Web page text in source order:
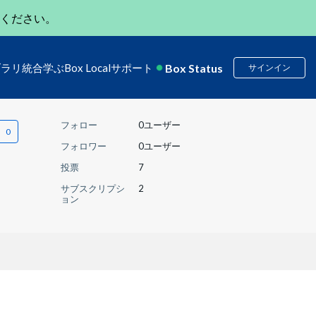
ださい。
リ 統合学ぶBox Localサポート Box Status サインイン
フォロー
0ユーザー
フォロワー
0ユーザー
投票
7
サブスクリプシ
ョン
2